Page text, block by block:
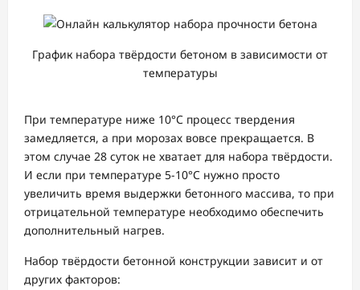
График набора твёрдости бетоном в зависимости от
температуры
При температуре ниже 10°С процесс твердения
замедляется, а при морозах вовсе прекращается. В
этом случае 28 суток не хватает для набора твёрдости.
И если при температуре 5-10°С нужно просто
увеличить время выдержки бетонного массива, то при
отрицательной температуре необходимо обеспечить
дополнительный нагрев.
Набор твёрдости бетонной конструкции зависит и от
других факторов: